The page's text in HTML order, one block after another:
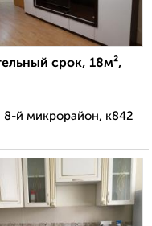
срок, 18м²,
й микрорайон, к842